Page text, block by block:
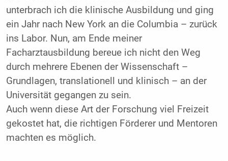
unterbrach ich die klinische Ausbildung und ging
ein Jahr nach New York an die Columbia – zurück
ins Labor. Nun, am Ende meiner
Facharztausbildung bereue ich nicht den Weg
durch mehrere Ebenen der Wissenschaft –
Grundlagen, translationell und klinisch – an der
Universität gegangen zu sein.
Auch wenn diese Art der Forschung viel Freizeit
gekostet hat, die richtigen Förderer und Mentoren
machten es möglich.